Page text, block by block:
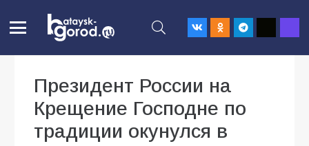
Президент России на
Крещение Господне по
традиции окунулся в